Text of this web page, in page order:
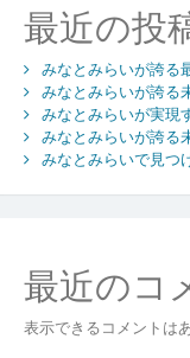
に
発
展
す
る
安
心
と
を
支
え
最近の投
みなとみらいが誇る
みなとみらいが誇る
みなとみらいが実現
みなとみらいが誇る
みなとみらいで見つ
最近のコ
表示できるコメントは